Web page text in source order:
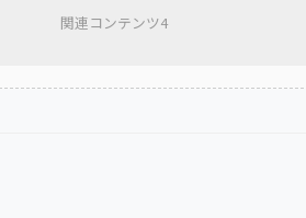
関連コンテンツ4